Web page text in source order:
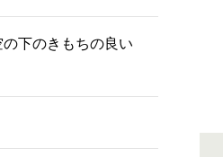
下のきもちの良い